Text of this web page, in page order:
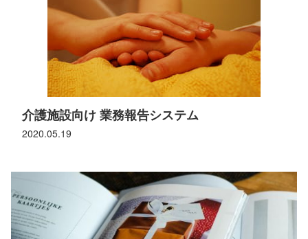
2020.05.19
介護施設向け 業務報告システム